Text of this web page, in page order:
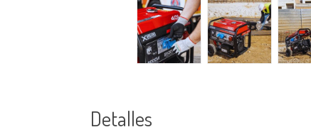
Detalles